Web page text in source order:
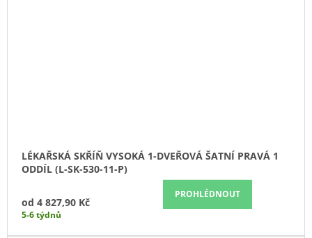
LÉKAŘSKÁ SKŘÍŇ VYSOKÁ 1-DVEŘOVÁ ŠATNÍ PRAVÁ 1
ODDÍL (L-SK-530-11-P)
od 4 827,90 Kč
PROHLÉDNOUT
5-6 týdnů